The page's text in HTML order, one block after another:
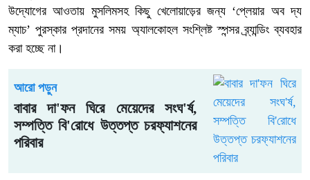
উদ্যোগের আওতায় মুসলিমসহ কিছু খেলোয়াড়ের জন্য ‘প্লেয়ার অব দ্য
ম্যাচ’ পুরস্কার প্রদানের সময় অ্যালকোহল সংশ্লিষ্ট স্পন্সর ব্র্যান্ডিং ব্যবহার
করা হচ্ছে না।
আরো পড়ুন
বাবার দা'ফন ঘিরে মেয়েদের সংঘ'র্ষ,
সম্পত্তি বি'রোধে উত্তপ্ত চরফ্যাশনের
পরিবার